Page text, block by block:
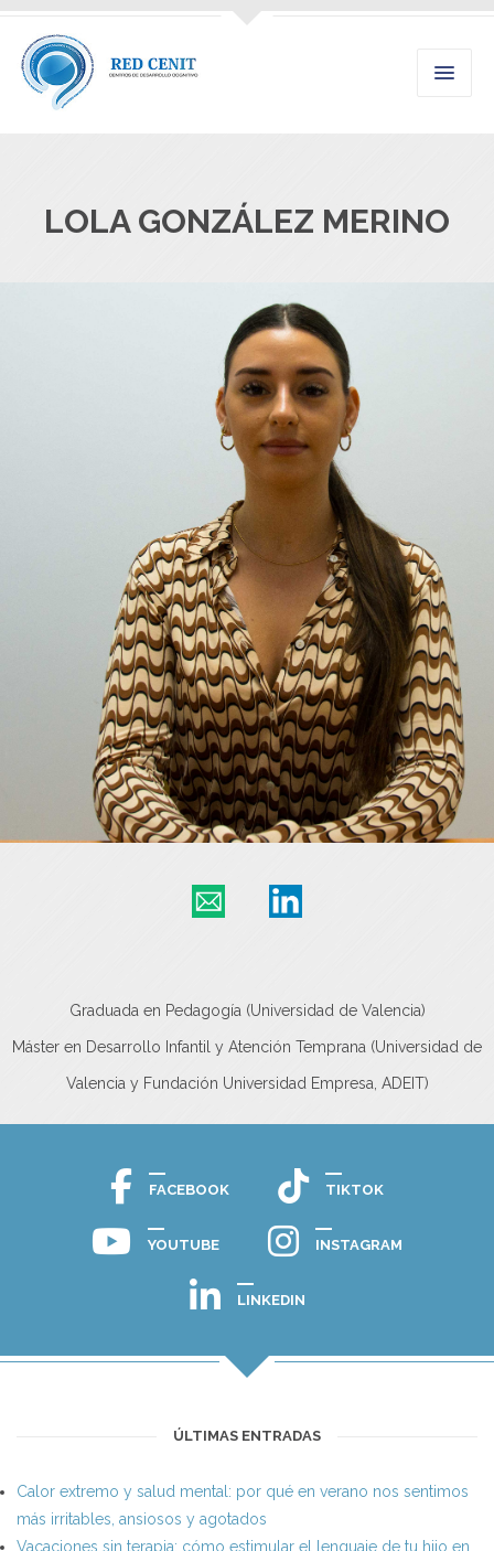
LOLA GONZÁLEZ MERINO
Graduada en Pedagogía (Universidad de Valencia)
Máster en Desarrollo Infantil y Atención Temprana (Universidad de
Valencia y Fundación Universidad Empresa, ADEIT)
FACEBOOK TIKTOK
YOUTUBE INSTAGRAM
LINKEDIN
ÚLTIMAS ENTRADAS
Calor extremo y salud mental: por qué en verano nos sentimos
más irritables, ansiosos y agotados
Vacaciones sin terapia: cómo estimular el lenguaje de tu hijo en